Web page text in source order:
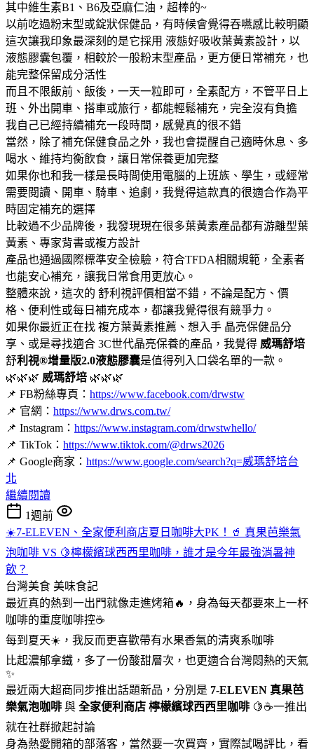
其中維生素B1、B6及亞麻仁油，超棒的~
以前吃過粉末型或錠狀保健品，有時候會覺得吞嚥感比較明顯
這次讓我印象最深刻的是它採用 液態好吸收葉黃素設計，以
液態膠囊包覆，相較於一般粉末型產品，更方便日常補充，也
能完整保留成分活性
而且不限飯前、飯後，一天一粒即可，全素配方，不管平日上
班、外出開車、搭車或旅行，都能輕鬆補充，完全沒有負擔
我自己已經持續補充一段時間，感覺真的很不錯
當然，除了補充保健食品之外，我也會提醒自己適時休息、多
喝水、維持均衡飲食，讓日常保養更加完整
如果你也和我一樣是長時間使用電腦的上班族、學生，或經常
需要閱讀、開車、騎車、追劇，我覺得這款真的很適合作為平
時固定補充的選擇
比較過不少品牌後，我發現現在很多葉黃素產品都有游離型葉
黃素、專家背書或複方設計
產品也通過國際標準安全檢驗，符合TFDA相關規範，全素者
也能安心補充，讓我日常食用更放心。
整體來說，這次的 舒利視評價相當不錯，不論是配方、價
格、便利性或每日補充成本，都讓我覺得很有競爭力。
如果你最近正在找 複方葉黃素推薦、想入手 晶亮保健品分
享、或是尋找適合 3C世代晶亮保養的產品，我覺得 威瑪舒培
舒利視®增量版2.0液態膠囊是值得列入口袋名單的一款。
🌿🌿🌿 威瑪舒培 🌿🌿🌿
📌 FB粉絲專頁： https://www.facebook.com/drwstw
📌 官網： https://www.drws.com.tw/
📌 Instagram： https://www.instagram.com/drwstwhello/
📌 TikTok： https://www.tiktok.com/@drws2026
📌 Google商家： https://www.google.com/search?q=威瑪舒培台
北
繼續閱讀
1週前
☀️7-ELEVEN、全家便利商店夏日咖啡大PK！🥤 真果芭樂氣
泡咖啡 VS 🍋檸檬繽球西西里咖啡，誰才是今年最強消暑神
飲？
台灣美食 美味食記
最近真的熱到一出門就像走進烤箱🔥，身為每天都要來上一杯
咖啡的重度咖啡控☕
每到夏天☀️，我反而更喜歡帶有水果香氣的清爽系咖啡
比起濃郁拿鐵，多了一份酸甜層次，也更適合台灣悶熱的天氣
✨
最近兩大超商同步推出話題新品，分別是 7-ELEVEN 真果芭
樂氣泡咖啡 與 全家便利商店 檸檬繽球西西里咖啡 🍋☕一推出
就在社群掀起討論
身為熱愛開箱的部落客，當然要一次買齊，實際試喝評比，看